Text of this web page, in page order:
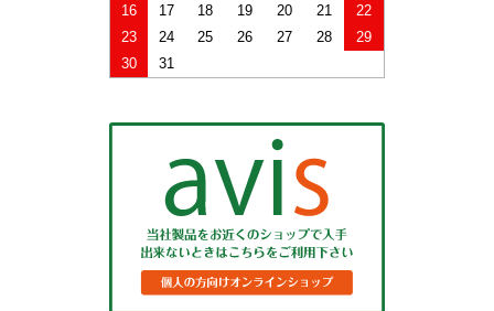
16
17 18 19 20 21
22
23
24 25 26 27 28
29
30
31